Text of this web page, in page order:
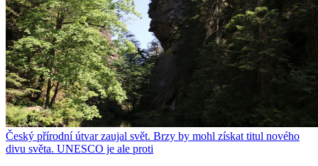
Český přírodní útvar zaujal svět. Brzy by mohl získat titul nového
divu světa. UNESCO je ale proti